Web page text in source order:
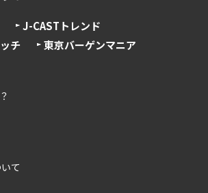
J-CASTトレンド
チ
東京バーゲンマニア
て